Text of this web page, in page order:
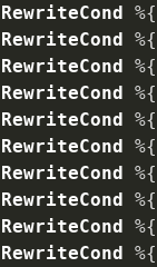
RewriteCond %{
RewriteCond %{
RewriteCond %{
RewriteCond %{
RewriteCond %{
RewriteCond %{
RewriteCond %{
RewriteCond %{
RewriteCond %{
RewriteCond %{